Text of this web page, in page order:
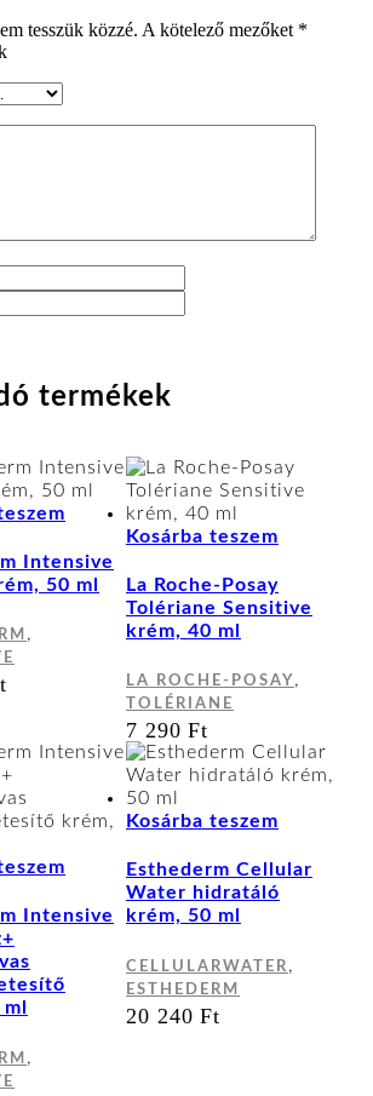
tesszük közzé. A kötelező mezőket *
termékek
Intensive
50 ml
,
Kosárba teszem
La Roche-Posay
Tolériane Sensitive
krém, 40 ml
LA ROCHE-POSAY ,
TOLÉRIANE
7 290Ft
Intensive
,
Kosárba teszem
Esthederm Cellular
Water hidratáló
krém, 50 ml
CELLULARWATER ,
ESTHEDERM
20 240Ft